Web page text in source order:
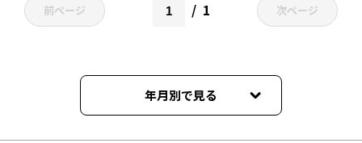
前ページ 1 次ページ
年月別で見る